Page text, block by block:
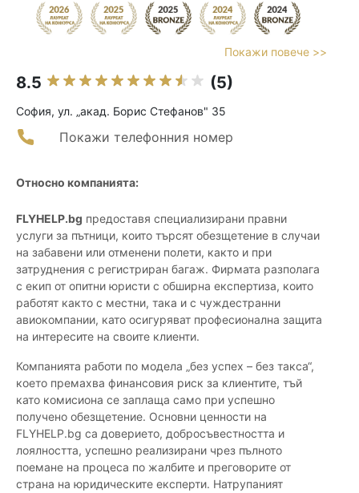
Покажи повече >>
8.5 (5)
София, ул. „акад. Борис Стефанов" 35
Покажи телефонния номер
Относно компанията:
FLYHELP.bg предоставя специализирани правни
услуги за пътници, които търсят обезщетение в случаи
на забавени или отменени полети, както и при
затруднения с регистриран багаж. Фирмата разполага
с екип от опитни юристи с обширна експертиза, които
работят както с местни, така и с чуждестранни
авиокомпании, като осигуряват професионална защита
на интересите на своите клиенти.
Компанията работи по модела „без успех – без такса“,
което премахва финансовия риск за клиентите, тъй
като комисиона се заплаща само при успешно
получено обезщетение. Основни ценности на
FLYHELP.bg са доверието, добросъвестността и
лоялността, успешно реализирани чрез пълното
поемане на процеса по жалбите и преговорите от
страна на юридическите експерти. Натрупаният